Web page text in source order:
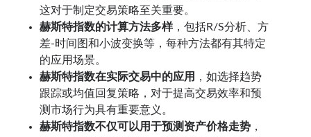
这对于制定交易策略至关重要。
赫斯特指数的计算方法多样，包括R/S分析、方
差-时间图和小波变换等，每种方法都有其特定
的应用场景。
赫斯特指数在实际交易中的应用
，如选择趋势
跟踪或均值回复策略，对于提高交易效率和预
测市场行为具有重要意义。
赫斯特指数不仅可以用于预测资产价格走势 ，